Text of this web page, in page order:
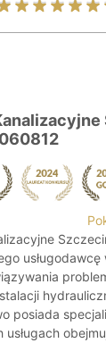
usługodawcę
posiada
usługach